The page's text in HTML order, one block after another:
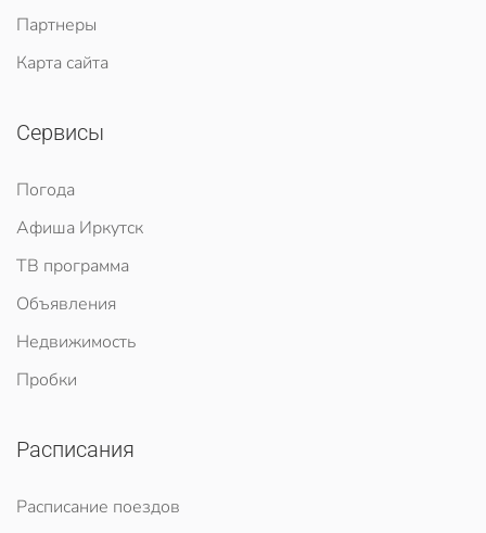
Партнеры
Карта сайта
Сервисы
Погода
Афиша Иркутск
ТВ программа
Объявления
Недвижимость
Пробки
Расписания
Расписание поездов